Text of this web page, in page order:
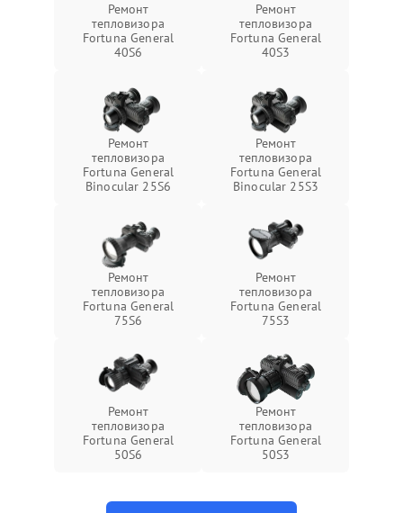
Ремонт
тепловизора
Fortuna General
40S6
Ремонт
тепловизора
Fortuna General
40S3
Ремонт
тепловизора
Fortuna General
Binocular 25S6
Ремонт
тепловизора
Fortuna General
Binocular 25S3
Ремонт
тепловизора
Fortuna General
75S6
Ремонт
тепловизора
Fortuna General
75S3
Ремонт
тепловизора
Fortuna General
50S6
Ремонт
тепловизора
Fortuna General
50S3